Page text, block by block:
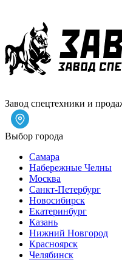
Завод спецтехники и
Выбор города
Самара
Набережные Челны
Москва
Санкт-Петербург
Новосибирск
Екатеринбург
Казань
Нижний Новгород
Красноярск
Челябинск